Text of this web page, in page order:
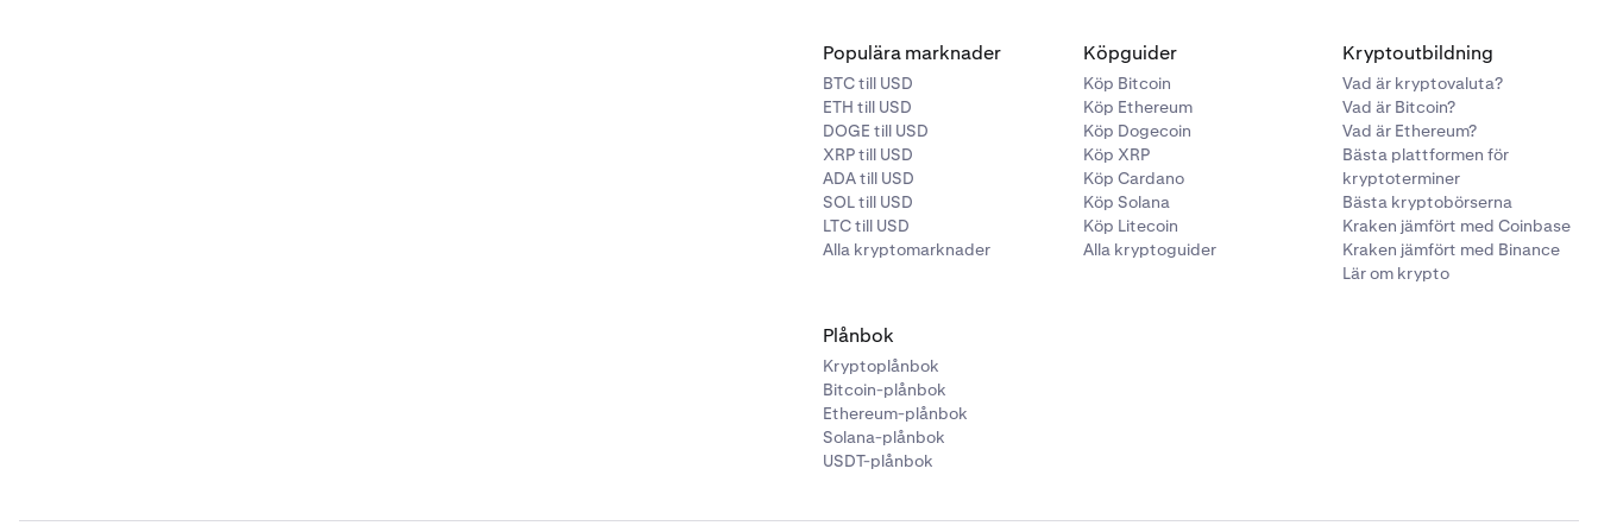
Populära marknader
BTC till USD
ETH till USD
DOGE till USD
XRP till USD
ADA till USD
SOL till USD
LTC till USD
Alla kryptomarknader
Köpguider
Köp Bitcoin
Köp Ethereum
Köp Dogecoin
Köp XRP
Köp Cardano
Köp Solana
Köp Litecoin
Alla kryptoguider
Kryptoutbildning
Vad är kryptovaluta?
Vad är Bitcoin?
Vad är Ethereum?
Bästa plattformen för
kryptoterminer
Bästa kryptobörserna
Kraken jämfört med Coinbase
Kraken jämfört med Binance
Lär om krypto
Plånbok
Kryptoplånbok
Bitcoin-plånbok
Ethereum-plånbok
Solana-plånbok
USDT-plånbok